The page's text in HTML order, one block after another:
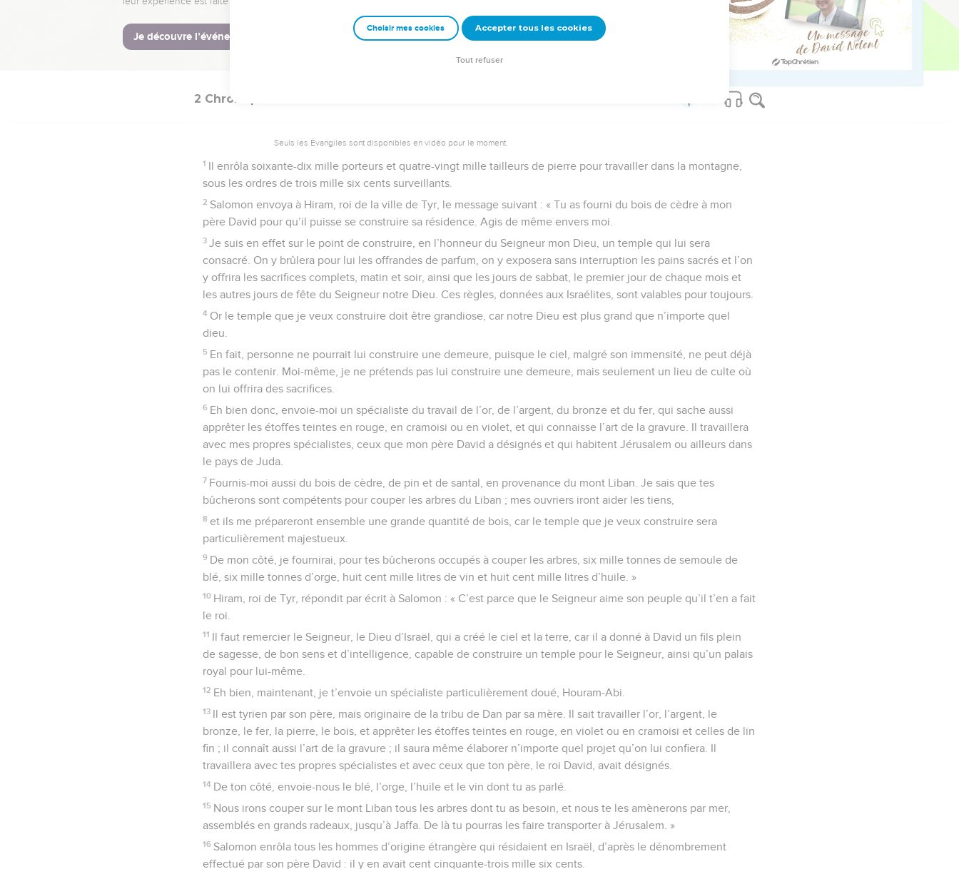
18 Salomon décida de construire un temple consacré au Seigneur, ainsi qu’un palais royal pour lui-même.
© Société biblique française – Bibli’O, 1997, avec autorisation. Pour vous procurer une Bible imprimée, rendez-vous sur www.editionsbiblio.fr
2 Chroniques
Seuls les Évangiles sont disponibles en vidéo pour le moment.
1 Il enrôla soixante-dix mille porteurs et quatre-vingt mille tailleurs de pierre pour travailler dans la montagne,
sous les ordres de trois mille six cents surveillants.
2 Salomon envoya à Hiram, roi de la ville de Tyr, le message suivant : « Tu as fourni du bois de cèdre à mon
père David pour qu’il puisse se construire sa résidence. Agis de même envers moi.
3 Je suis en effet sur le point de construire, en l’honneur du Seigneur mon Dieu, un temple qui lui sera
consacré. On y brûlera pour lui les offrandes de parfum, on y exposera sans interruption les pains sacrés et l’on
y offrira les sacrifices complets, matin et soir, ainsi que les jours de sabbat, le premier jour de chaque mois et
les autres jours de fête du Seigneur notre Dieu. Ces règles, données aux Israélites, sont valables pour toujours.
4 Or le temple que je veux construire doit être grandiose, car notre Dieu est plus grand que n’importe quel
dieu.
5 En fait, personne ne pourrait lui construire une demeure, puisque le ciel, malgré son immensité, ne peut déjà
pas le contenir. Moi-même, je ne prétends pas lui construire une demeure, mais seulement un lieu de culte où
on lui offrira des sacrifices.
6 Eh bien donc, envoie-moi un spécialiste du travail de l’or, de l’argent, du bronze et du fer, qui sache aussi
apprêter les étoffes teintes en rouge, en cramoisi ou en violet, et qui connaisse l’art de la gravure. Il travaillera
avec mes propres spécialistes, ceux que mon père David a désignés et qui habitent Jérusalem ou ailleurs dans
le pays de Juda.
7 Fournis-moi aussi du bois de cèdre, de pin et de santal, en provenance du mont Liban. Je sais que tes
bûcherons sont compétents pour couper les arbres du Liban ; mes ouvriers iront aider les tiens,
8 et ils me prépareront ensemble une grande quantité de bois, car le temple que je veux construire sera
particulièrement majestueux.
9 De mon côté, je fournirai, pour tes bûcherons occupés à couper les arbres, six mille tonnes de semoule de
blé, six mille tonnes d’orge, huit cent mille litres de vin et huit cent mille litres d’huile. »
10 Hiram, roi de Tyr, répondit par écrit à Salomon : « C’est parce que le Seigneur aime son peuple qu’il t’en a fait
le roi.
11 Il faut remercier le Seigneur, le Dieu d’Israël, qui a créé le ciel et la terre, car il a donné à David un fils plein
de sagesse, de bon sens et d’intelligence, capable de construire un temple pour le Seigneur, ainsi qu’un palais
royal pour lui-même.
12 Eh bien, maintenant, je t’envoie un spécialiste particulièrement doué, Houram-Abi.
13 Il est tyrien par son père, mais originaire de la tribu de Dan par sa mère. Il sait travailler l’or, l’argent, le
bronze, le fer, la pierre, le bois, et apprêter les étoffes teintes en rouge, en violet ou en cramoisi et celles de lin
fin ; il connaît aussi l’art de la gravure ; il saura même élaborer n’importe quel projet qu’on lui confiera. Il
travaillera avec tes propres spécialistes et avec ceux que ton père, le roi David, avait désignés.
14 De ton côté, envoie-nous le blé, l’orge, l’huile et le vin dont tu as parlé.
15 Nous irons couper sur le mont Liban tous les arbres dont tu as besoin, et nous te les amènerons par mer,
assemblés en grands radeaux, jusqu’à Jaffa. De là tu pourras les faire transporter à Jérusalem. »
16 Salomon enrôla tous les hommes d’origine étrangère qui résidaient en Israël, d’après le dénombrement
effectué par son père David : il y en avait cent cinquante-trois mille six cents.
Choisir mes cookies Accepter tous les cookies
Tout refuser